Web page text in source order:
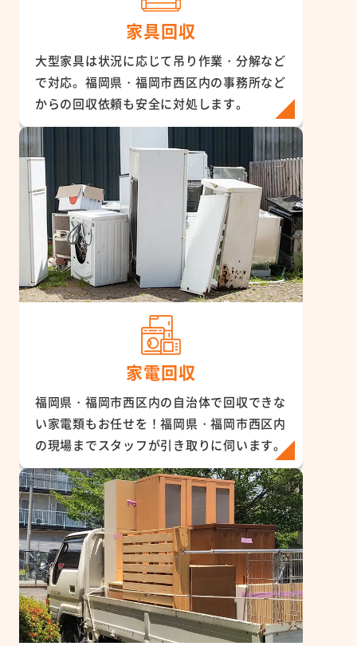
家具回収
大型家具は状況に応じて吊り作業・分解など
で対応。福岡県・福岡市西区内の事務所など
からの回収依頼も安全に対処します。
家電回収
福岡県・福岡市西区内の自治体で回収できな
い家電類もお任せを！福岡県・福岡市西区内
の現場までスタッフが引き取りに伺います。